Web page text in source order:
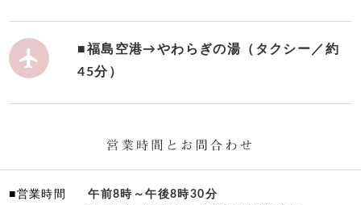

■福島空港→やわらぎの湯（タクシー／約
45分）
■営業時間
午前8時～午後8時30分